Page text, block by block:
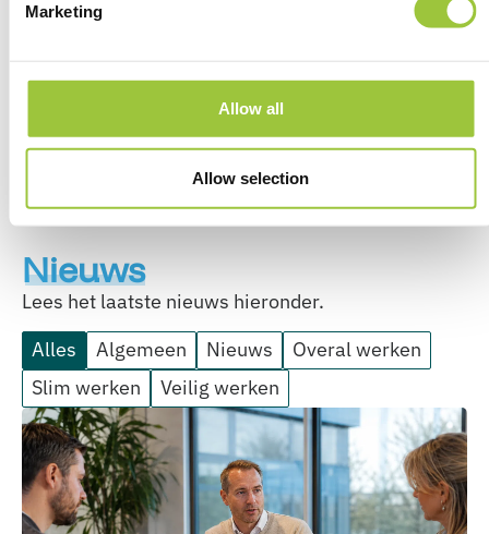
Marketing
Allow all
Allow selection
Nieuws
Lees het laatste nieuws hieronder.
Alles
Algemeen Nieuws
Overal werken
Slim werken
Veilig werken